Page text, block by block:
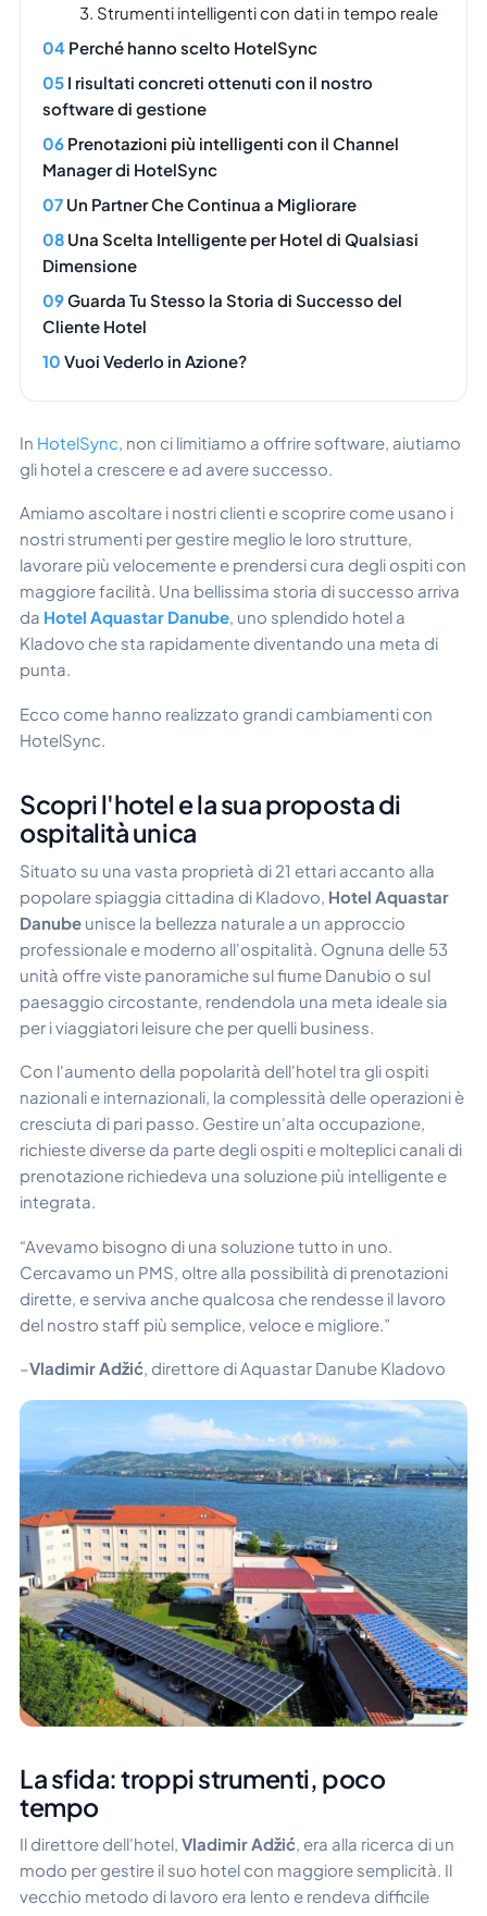
3. Strumenti intelligenti con dati in tempo reale
Perché hanno scelto HotelSync
I risultati concreti ottenuti con il nostro
software di gestione
Prenotazioni più intelligenti con il Channel
Manager di HotelSync
Un Partner Che Continua a Migliorare
Una Scelta Intelligente per Hotel di Qualsiasi
Dimensione
Guarda Tu Stesso la Storia di Successo del
Cliente Hotel
Vuoi Vederlo in Azione?
In HotelSync , non ci limitiamo a offrire software, aiutiamo
gli hotel a crescere e ad avere successo.
Amiamo ascoltare i nostri clienti e scoprire come usano i
nostri strumenti per gestire meglio le loro strutture,
lavorare più velocemente e prendersi cura degli ospiti con
maggiore facilità. Una bellissima storia di successo arriva
da Hotel Aquastar Danube, uno splendido hotel a
Kladovo che sta rapidamente diventando una meta di
punta.
Ecco come hanno realizzato grandi cambiamenti con
HotelSync.
Scopri l'hotel e la sua proposta di
ospitalità unica
Situato su una vasta proprietà di 21 ettari accanto alla
popolare spiaggia cittadina di Kladovo, Hotel Aquastar
Danube unisce la bellezza naturale a un approccio
professionale e moderno all'ospitalità. Ognuna delle 53
unità offre viste panoramiche sul fiume Danubio o sul
paesaggio circostante, rendendola una meta ideale sia
per i viaggiatori leisure che per quelli business.
Con l'aumento della popolarità dell'hotel tra gli ospiti
nazionali e internazionali, la complessità delle operazioni è
cresciuta di pari passo. Gestire un'alta occupazione,
richieste diverse da parte degli ospiti e molteplici canali di
prenotazione richiedeva una soluzione più intelligente e
integrata.
“Avevamo bisogno di una soluzione tutto in uno.
Cercavamo un PMS, oltre alla possibilità di prenotazioni
dirette, e serviva anche qualcosa che rendesse il lavoro
del nostro staff più semplice, veloce e migliore.”
–Vladimir Adžić, direttore di Aquastar Danube Kladovo
La sfida: troppi strumenti, poco
tempo
Il direttore dell'hotel, Vladimir Adžić, era alla ricerca di un
modo per gestire il suo hotel con maggiore semplicità. Il
vecchio metodo di lavoro era lento e rendeva difficile